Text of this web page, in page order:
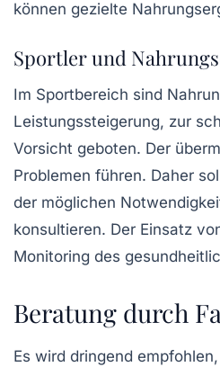
können gezielte
Sportler und
Im Sportbereich sind
Leistungssteigerung, zur
Vorsicht geboten. Der
Problemen führen. Daher
der möglichen
konsultieren. Der Einsatz
Monitoring des
Beratung durch
Es wird dringend